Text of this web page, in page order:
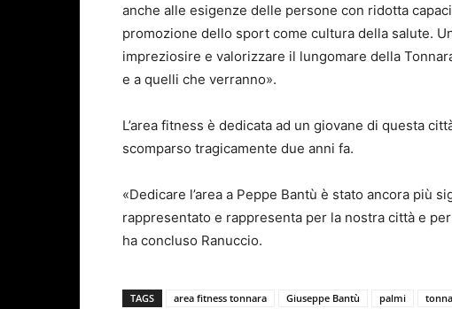
anche alle esigenze delle persone con ridotta
promozione dello sport come cultura della salute.
impreziosire e valorizzare il lungomare della
e a quelli che verranno».
L’area fitness è dedicata ad un giovane di questa
scomparso tragicamente due anni fa.
«Dedicare l’area a Peppe Bantù è stato ancora più
rappresentato e rappresenta per la nostra città e
ha concluso Ranuccio.
TAGS area fitness tonnara Giuseppe Bantù palmi